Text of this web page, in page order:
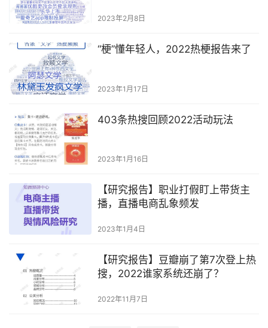
2023年2月8日
“梗”懂年轻人，2022热梗报告来了
2023年1月17日
403条热搜回顾2022活动玩法
2023年1月16日
【研究报告】职业打假盯上带货主
播，直播电商乱象频发
2023年1月4日
【研究报告】豆瓣崩了第7次登上热
搜，2022谁家系统还崩了？
2022年11月7日